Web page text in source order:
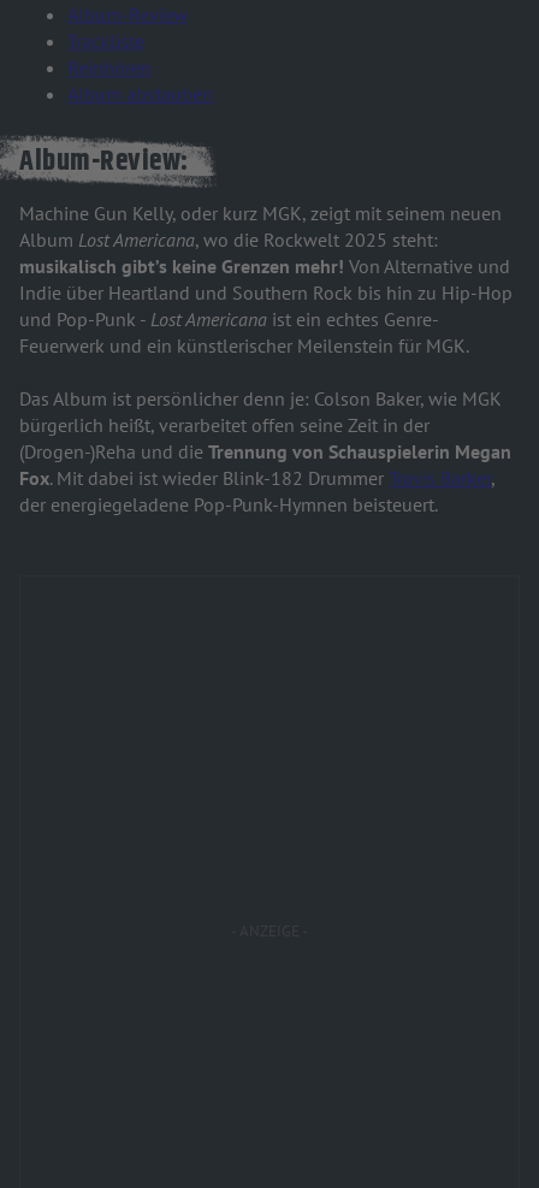
Album-Review
Trackliste
Reinhören
Album abstauben
Album-Review:
Machine Gun Kelly, oder kurz MGK, zeigt mit seinem neuen
Album Lost Americana, wo die Rockwelt 2025 steht:
musikalisch gibt’s keine Grenzen mehr! Von Alternative und
Indie über Heartland und Southern Rock bis hin zu Hip-Hop
und Pop-Punk - Lost Americana ist ein echtes Genre-
Feuerwerk und ein künstlerischer Meilenstein für MGK.
Das Album ist persönlicher denn je: Colson Baker, wie MGK
bürgerlich heißt, verarbeitet offen seine Zeit in der
(Drogen-)Reha und die Trennung von Schauspielerin Megan
Fox. Mit dabei ist wieder Blink-182 Drummer Travis Barker,
der energiegeladene Pop-Punk-Hymnen beisteuert.